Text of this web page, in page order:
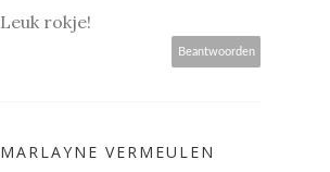
Leuk rokje!
Beantwoorden
MARLAYNE VERMEULEN